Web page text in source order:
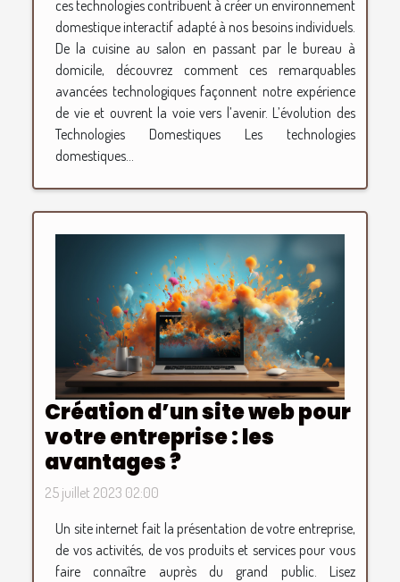
ces technologies contribuent à créer un environnement
domestique interactif adapté à nos besoins individuels.
De la cuisine au salon en passant par le bureau à
domicile, découvrez comment ces remarquables
avancées technologiques façonnent notre expérience
de vie et ouvrent la voie vers l’avenir. L’évolution des
Technologies Domestiques Les technologies
domestiques...
Création d’un site web pour
votre entreprise : les
avantages ?
25 juillet 2023 02:00
Un site internet fait la présentation de votre entreprise,
de vos activités, de vos produits et services pour vous
faire connaître auprès du grand public. Lisez